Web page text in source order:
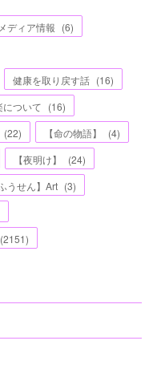
メディア情報 (6)
健康を取り戻す話 (16)
ついて (16)
(22) 【命の物語】 (4)
【夜明け】 (24)
うせん】Art (3)
(2151)